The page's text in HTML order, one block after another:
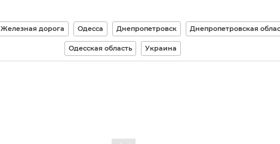
Железная дорога Одесса Днепропетровск Днепропетровская
Одесская область Украина